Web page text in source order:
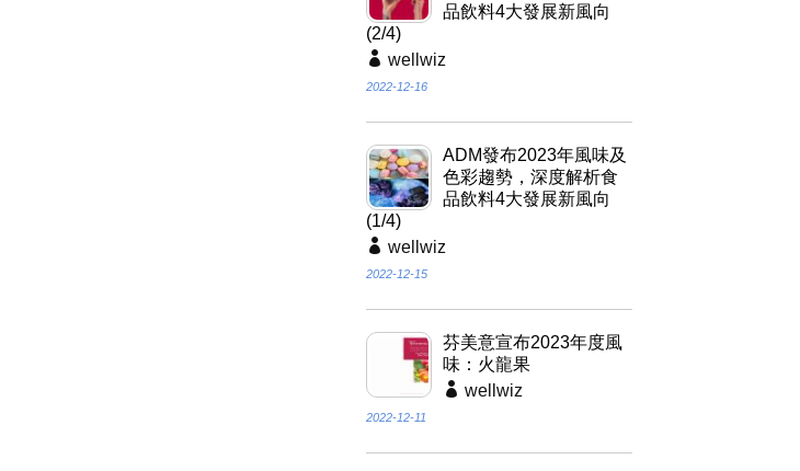
品飲料4大發展新風向
(2/4)
wellwiz
2022-12-16
ADM發布2023年風味及
色彩趨勢，深度解析食
品飲料4大發展新風向
(1/4)
wellwiz
2022-12-15
芬美意宣布2023年度風
味：火龍果
wellwiz
2022-12-11